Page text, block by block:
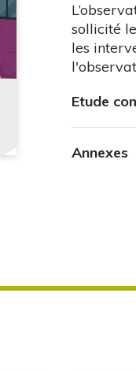
sollicité
les
Etude
Annexes